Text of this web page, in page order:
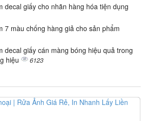
decal giấy cho nhãn hàng hóa tiện dụng
7 màu chống hàng giả cho sản phẩm
decal giấy cán màng bóng hiệu quả trong
hiệu
6123